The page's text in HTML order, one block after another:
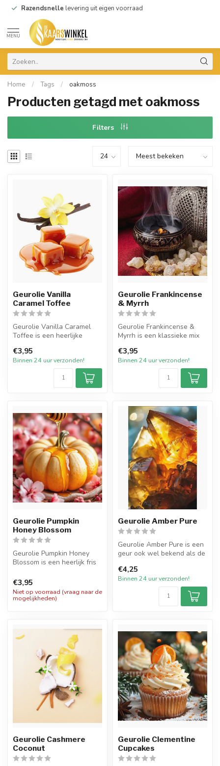
Razendsnelle levering uit eigen voorraad
MENU
Home / Tags / oakmoss
Producten getagd met oakmoss
Filters
Geurolie Vanilla
Caramel Toffee
Geurolie Vanilla Caramel
Toffee is een heerlijke
karam...
€3,95
Binnen 24 uur verzonden!
Geurolie Frankincense
& Myrrh
Geurolie Frankincense &
Myrrh is een klassieke mix
ber...
€3,95
Binnen 24 uur verzonden!
Geurolie Pumpkin
Honey Blossom
Geurolie Pumpkin Honey
Blossom is een heerlijk fris
...
€3,95
Niet op voorraad (vraag naar de
mogelijkheden)
Geurolie Amber Pure
Geurolie Amber Pure is een
geur ook wel bekend als de
Dez...
€4,25
Binnen 24 uur verzonden!
Geurolie Cashmere
Coconut
Geurolie Clementine
Cupcakes